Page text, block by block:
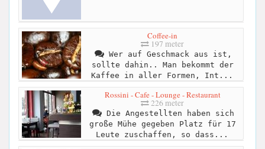
Coffee-in
197 meter
Wer auf Geschmack aus ist,
sollte dahin.. Man bekommt der
Kaffee in aller Formen, Int...
Rossini - Cafe - Lounge - Restaurant
226 meter
Die Angestellten haben sich
große Mühe gegeben Platz für 17
Leute zuschaffen, so dass...